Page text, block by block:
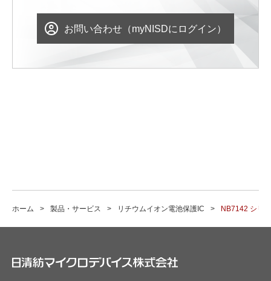
お問い合わせ（myNISDにログイン）
ホーム 製品・サービス リチウムイオン電池保護IC NB7142 シリ